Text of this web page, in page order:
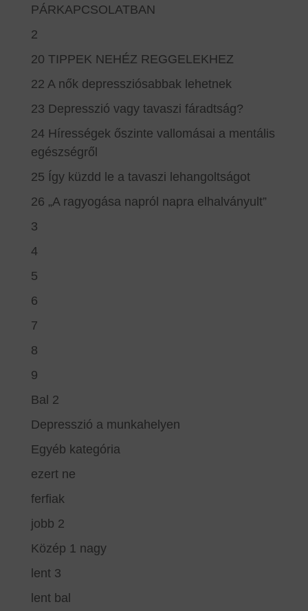
PÁRKAPCSOLATBAN
2
20 TIPPEK NEHÉZ REGGELEKHEZ
22 A nők depressziósabbak lehetnek
23 Depresszió vagy tavaszi fáradtság?
24 Hírességek őszinte vallomásai a mentális
egészségről
25 Így küzdd le a tavaszi lehangoltságot
26 „A ragyogása napról napra elhalványult”
3
4
5
6
7
8
9
Bal 2
Depresszió a munkahelyen
Egyéb kategória
ezert ne
ferfiak
jobb 2
Közép 1 nagy
lent 3
lent bal